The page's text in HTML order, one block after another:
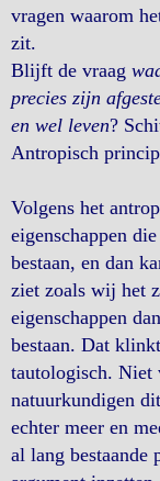
vragen waarom
zit.
Blijft de vraag
precies zijn
en wel leven?
Antropisch
Volgens het
eigenschappen
bestaan, en dan
ziet zoals wij het
eigenschappen
bestaan. Dat
tautologisch. Niet
natuurkundigen
echter meer en
al lang